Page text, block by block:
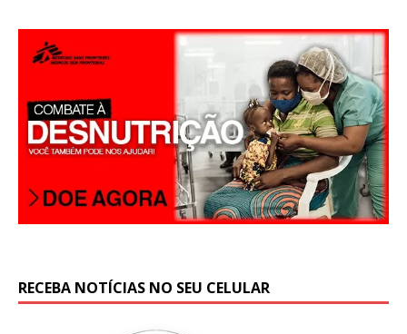
RECEBA NOTÍCIAS NO SEU CELULAR